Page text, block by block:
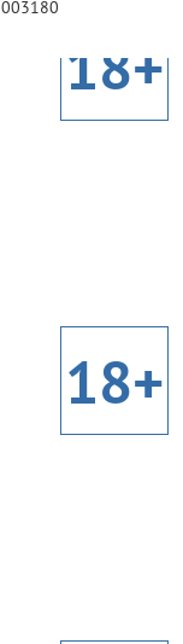
18+
18+